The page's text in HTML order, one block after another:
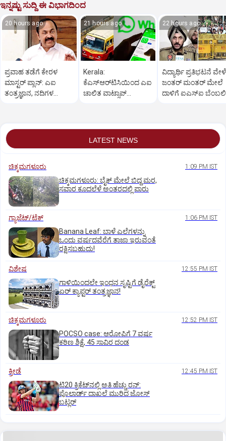
ಇನ್ನಷ್ಟು ಸುದ್ದಿ ಈ ವಿಭಾಗದಿಂದ
20 hours ago
ಪ್ರವಾಹ ತಡೆಗೆ ಕೇರಳ
ಮಾಸ್ಟರ್ ಪ್ಲಾನ್: ಎಐ
ತಂತ್ರಜ್ಞಾನ, ನದಿಗಳ
21 hours ago
Kerala:
ಕೆಎಸ್‌ಆರ್‌ಟಿಸಿಯಿಂದ ಎಐ
ಚಾಲಿತ ವಾಟ್ಸಾಪ್
22 hours ago
ವಿದ್ಯಾರ್ಥಿ ಪ್ರತಿಭಟನೆ ವೇಳೆ
ಜಂತರ್ ಮಂತರ್ ಮೇಲೆ
ದಾಳಿಗೆ ಐಎಸ್‌ಐ
LATEST NEWS
ಚಿಕ್ಕಮಗಳೂರು 1:09 PM IST
ಚಿಕ್ಕಮಗಳೂರು: ಬೈಕ್ ಮೇಲೆ ಬಿದ್ದ ಮರ,
ಸವಾರ ಕೂದಲೆಳೆ ಅಂತರದಲ್ಲಿ ಪಾರು
ಗ್ಯಾಜೆಟ್/ಟೆಕ್ 1:06 PM IST
Banana Leaf: ಬಾಳೆ ಎಲೆಗಳನ್ನು
ಒಂದು ವರ್ಷದವೆರೆಗೆ ತಾಜಾ ಇರುವಂತೆ
ರಕ್ಷಿಸಬಹುದು!
ವಿಶೇಷ 12:55 PM IST
ಗಾಳಿಯಿಂದಲೇ ಇಂಧನ ಸೃಷ್ಟಿಗೆ ಡೈರೆಕ್ಟ್
ಏರ್‌ ಕ್ಯಾಪ್ಟರ್ ತಂತ್ರಜ್ಞಾನ!
ಚಿಕ್ಕಮಗಳೂರು 12:52 PM IST
POCSO case: ಆರೋಪಿಗೆ 7 ವರ್ಷ
ಕಠಿಣ ಶಿಕ್ಷೆ, 45 ಸಾವಿರ ದಂಡ
ಕ್ರೀಡೆ 12:45 PM IST
ಟಿ20 ಕ್ರಿಕೆಟ್‌ನಲ್ಲಿ ಅತಿ ಹೆಚ್ಚು ರನ್:
ಪೊಲಾರ್ಡ್ ದಾಖಲೆ ಮುರಿದ ಜೋಸ್
ಬಟ್ಲರ್